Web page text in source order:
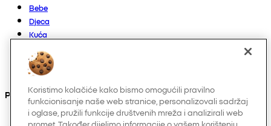
Bebe
Djeca
Kuća
Muškarci
Ostalo
Pronađite nas na
Koristimo kolačiće kako bismo omogućili pravilno
funkcionisanje naše web stranice, personalizovali sadržaj
i oglase, pružili funkcije društvenih mreža i analizirali web
promet. Također dijelimo informacije o vašem korištenju